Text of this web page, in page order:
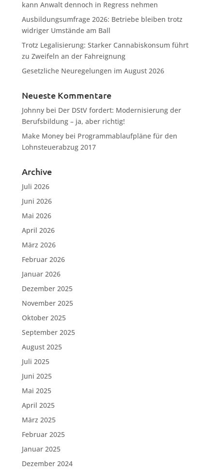
kann Anwalt dennoch in Regress nehmen
Ausbildungsumfrage 2026: Betriebe bleiben trotz
widriger Umstände am Ball
Trotz Legalisierung: Starker Cannabiskonsum führt
zu Zweifeln an der Fahreignung
Gesetzliche Neuregelungen im August 2026
Neueste Kommentare
Johnnybei Der DStV fordert: Modernisierung der
Berufsbildung – ja, aber richtig!
Make Moneybei Programmablaufpläne für den
Lohnsteuerabzug 2017
Archive
Juli 2026
Juni 2026
Mai 2026
April 2026
März 2026
Februar 2026
Januar 2026
Dezember 2025
November 2025
Oktober 2025
September 2025
August 2025
Juli 2025
Juni 2025
Mai 2025
April 2025
März 2025
Februar 2025
Januar 2025
Dezember 2024